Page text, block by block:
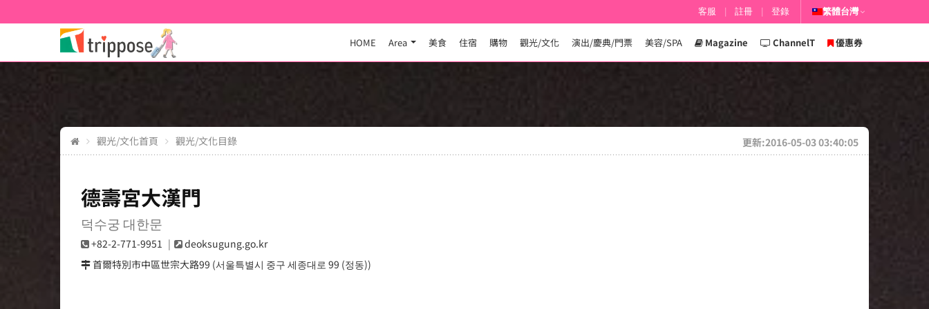
HOME Area 美食 住宿 購物 觀光/文化 演出/慶典/門票 美容/SPA Magazine ChannelT 優惠券
客服 註冊 登錄 繁體台灣
觀光/文化首頁 觀光/文化目錄 更新:2016-05-03 03:40:05
德壽宮大漢門
덕수궁 대한문
+82-2-771-9951
deoksugung.go.kr
首爾特別市中區世宗大路99 (서울특별시 중구 세종대로 99 (정동))